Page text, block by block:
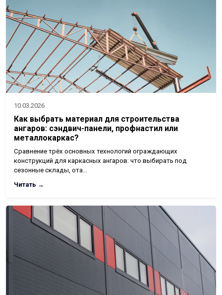
10.03.2026
Как выбрать материал для строительства
ангаров: сэндвич-панели, профнастил или
металлокаркас?
Сравнение трёх основных технологий ограждающих
конструкций для каркасных ангаров: что выбирать под
сезонные склады, ота…
Читать →